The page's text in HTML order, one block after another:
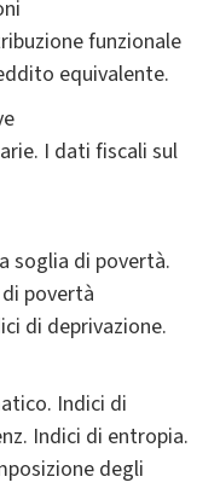
funzionale
equivalente.
I dati fiscali sul
soglia di povertà.
povertà
di deprivazione.
Indici di
Indici di entropia.
degli